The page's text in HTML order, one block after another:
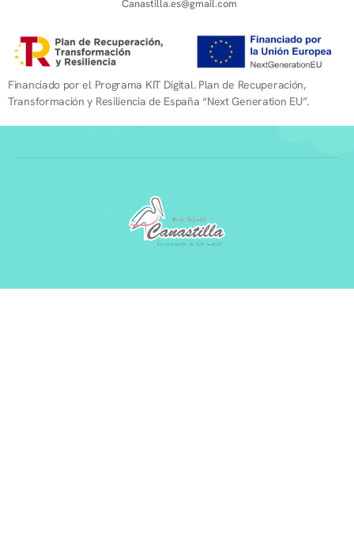
Canastilla.es@gmail.com
Financiado por el Programa KIT Digital. Plan de Recuperación,
Transformación y Resiliencia de España “Next Generation EU”.